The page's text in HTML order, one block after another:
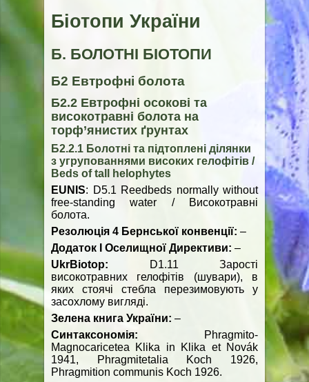
Біотопи України
Б. БОЛОТНІ БІОТОПИ
Б2 Евтрофні болота
Б2.2 Евтрофні осокові та
високотравні болота на
торф’янистих ґрунтах
Б2.2.1 Болотні та підтоплені ділянки
з угрупованнями високих гелофітів /
Beds of tall helophytes
EUNIS: D5.1 Reedbeds normally without
free-standing water / Високотравні
болота.
Резолюція 4 Бернської конвенції: –
Додаток І Оселищної Директиви: –
UkrBiotop: D1.11 Зарості
високотравних гелофітів (шувари), в
яких стоячі стебла перезимовують у
засохлому вигляді.
Зелена книга України: –
Синтаксономія: Phragmito-
Magnocaricetea Klika in Klika et Novák
1941, Phragmitetalia Koch 1926,
Phragmition communis Koch 1926.